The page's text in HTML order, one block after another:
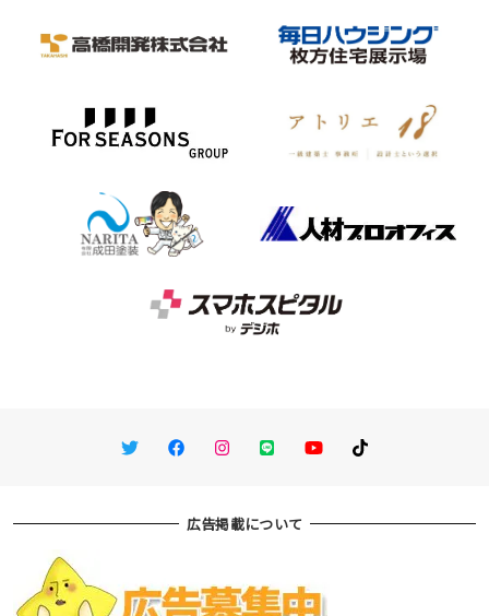
TwitterFacebookInstagram
LINE You TubeTikTok
広告掲載について